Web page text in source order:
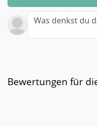
Was denkst du
Bewertungen für